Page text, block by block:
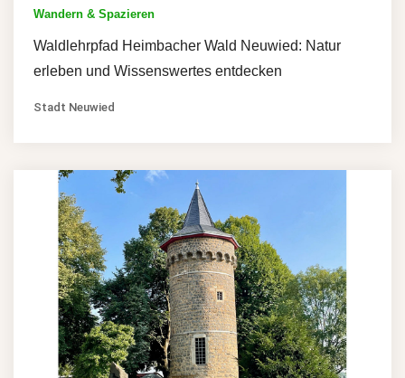
Wandern & Spazieren
Waldlehrpfad Heimbacher Wald Neuwied: Natur
erleben und Wissenswertes entdecken
Stadt Neuwied